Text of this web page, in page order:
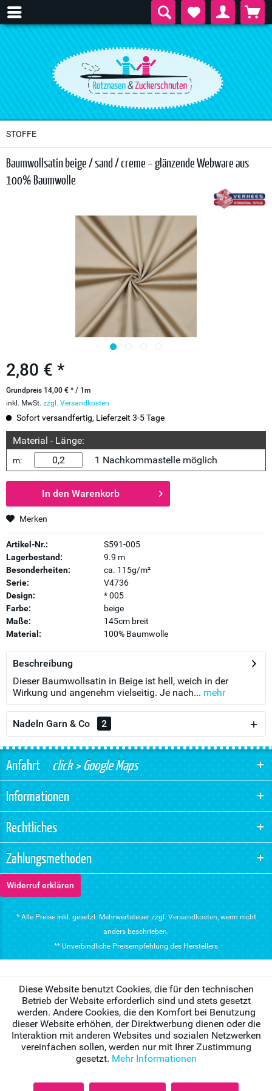
STOFFE
Baumwollsatin beige / sand / creme – glänzende Webware aus
100% Baumwolle
2,80 € *
Grundpreis 14,00 € * / 1m
inkl. MwSt. zzgl. Versandkosten
Sofort versandfertig, Lieferzeit 3-5 Tage
Material - Länge:
m: 1 Nachkommastelle möglich
In den Warenkorb
Merken
Artikel-Nr.:
S591-005
Lagerbestand:
9.9 m
Besonderheiten:
ca. 115g/m²
Serie:
V4736
Design:
* 005
Farbe:
beige
Maße:
145cm breit
Material:
100% Baumwolle
Beschreibung
Dieser Baumwollsatin in Beige ist hell, weich in der
Wirkung und angenehm vielseitig. Je nach... mehr
Nadeln Garn & Co 2
Anfahrtclick > Google Maps
Informationen
Rechtliches
Zahlungsmethoden
Widerruf erklären
* Alle Preise inkl. gesetzl. Mehrwertsteuer zzgl. Versandkosten, wenn nicht
anders beschrieben.
** Unverbindliche Preisempfehlung des Herstellers
Diese Website benutzt Cookies, die für den technischen
Betrieb der Website erforderlich sind und stets gesetzt
werden. Andere Cookies, die den Komfort bei Benutzung
dieser Website erhöhen, der Direktwerbung dienen oder die
Interaktion mit anderen Websites und sozialen Netzwerken
vereinfachen sollen, werden nur mit Ihrer Zustimmung
gesetzt. Mehr Informationen